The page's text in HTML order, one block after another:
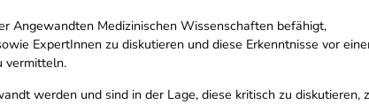
Angewandten Medizinischen Wissenschaften befähigt,
ExpertInnen zu diskutieren und diese Erkenntnisse vor
vermitteln.
werden und sind in der Lage, diese kritisch zu diskutieren,